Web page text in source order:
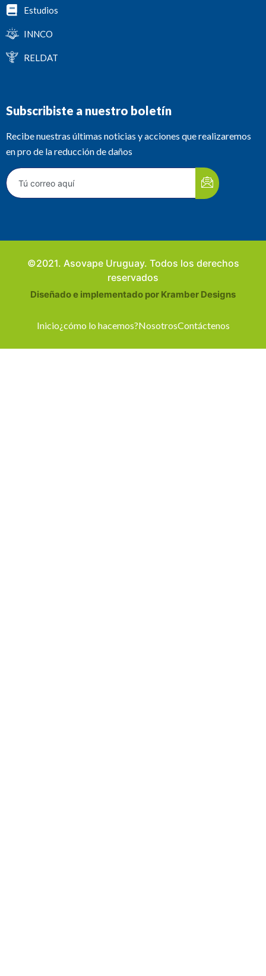
Estudios
INNCO
RELDAT
Subscribiste a nuestro boletín
Recibe nuestras últimas noticias y acciones que realizaremos
en pro de la reducción de daños
©2021. Asovape Uruguay. Todos los derechos
reservados
Diseñado e implementado por Kramber Designs
Inicio¿cómo lo hacemos?NosotrosContáctenos